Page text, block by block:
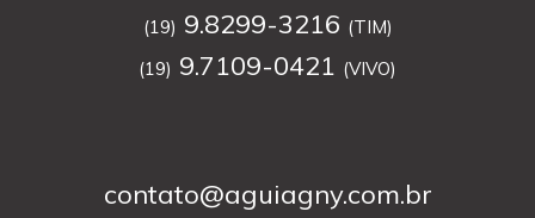
(19) 9.8299-3216 (TIM)
(19) 9.7109-0421 (VIVO)
contato@aguiagny.com.br